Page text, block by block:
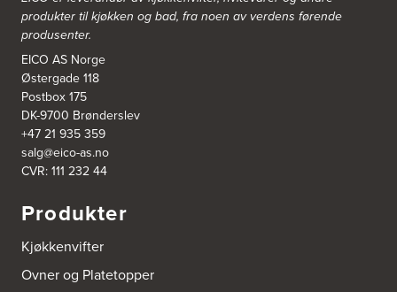
Petter Engensvei 7
Kjøkkenhuset Bodø A/S
8071 Bodø
Tel.:75522430
https://www.bodointerior.no/
Bodø Kjøkkensenter AS
Sjøgata 34-36
Studio Sigdal Bodø
8006 Bodø
Tel.:75-500250
Boform Kjøkken Oslo AS
Thomas Heftyes Gate 41
0267 Oslo
Tel.: 95992151
produkter til kjøkken og bad, fra noen av verdens førende
produsenter.
EICO AS Norge
Østergade 118
Postbox 175
DK-9700 Brønderslev
+47 21 935 359
salg@eico-as.no
CVR: 111 232 44
Produkter
Kjøkkenvifter
Ovner og Platetopper